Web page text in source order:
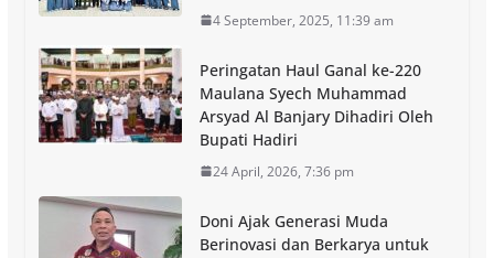
4 September, 2025, 11:39 am
Peringatan Haul Ganal ke-220
Maulana Syech Muhammad
Arsyad Al Banjary Dihadiri Oleh
Bupati Hadiri
24 April, 2026, 7:36 pm
Doni Ajak Generasi Muda
Berinovasi dan Berkarya untuk